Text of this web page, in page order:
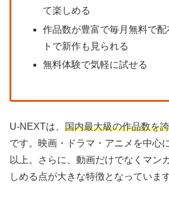
て楽しめる
作品数が豊富で毎月無料で
トで新作も見られる
無料体験で気軽に試せる
U-NEXTは、 国内最大級の作品数を
です。映画・ドラマ・アニメを中心
以上。さらに、動画だけでなくマン
しめる点が大きな特徴となっています